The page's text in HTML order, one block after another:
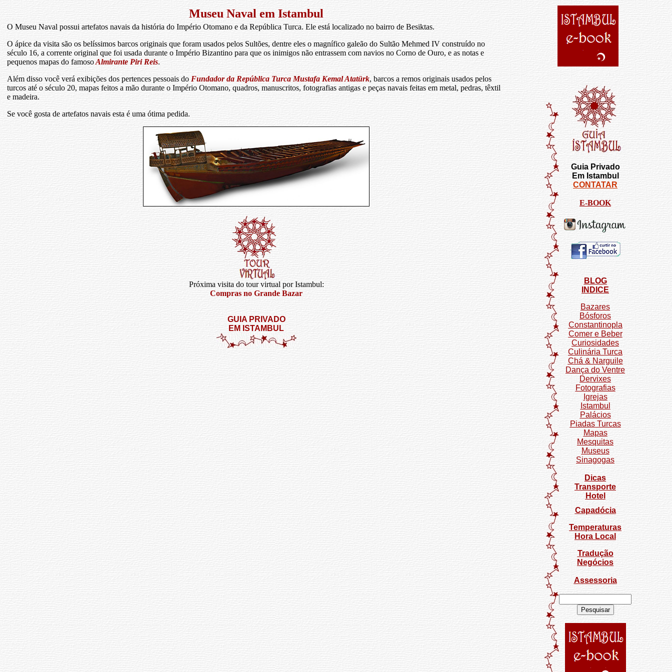
Museu Naval em Istambul
O Museu Naval possui artefatos navais da história do Império Otomano e da República Turca. Ele está localizado no bairro de Besiktas.
O ápice da visita são os belíssimos barcos originais que foram usados pelos Sultões, dentre eles o magnífico galeão do Sultão Mehmed IV construído no
século 16, a corrente original que foi usada durante o Império Bizantino para que os inimigos não entrassem com navios no Corno de Ouro, e as notas e
pequenos mapas do famosoAlmirante Piri Reis.
Além disso você verá exibições dos pertences pessoais do Fundador da República Turca Mustafa Kemal Atatürk, barcos a remos originais usados pelos
turcos até o século 20, mapas feitos a mão durante o Império Otomano, quadros, manuscritos, fotografias antigas e peças navais feitas em metal, pedras, têxtil
e madeira.
Se você gosta de artefatos navais esta é uma ótima pedida.
Próxima visita do tour virtual por Istambul:
Compras no Grande Bazar
GUIA PRIVADO
EM ISTAMBUL
Guia Privado
Em Istambul
CONTATAR
E-BOOK
BLOG
INDICE
Bazares
Bósforos
Constantinopla
Comer e Beber
Curiosidades
Culinária Turca
Chá & Narguile
Dança do Ventre
Dervixes
Fotografias
Igrejas
Istambul
Palácios
Piadas Turcas
Mapas
Mesquitas
Museus
Sinagogas
Dicas
Transporte
Hotel
Capadócia
Temperaturas
Hora Local
Tradução
Negócios
Assessoria